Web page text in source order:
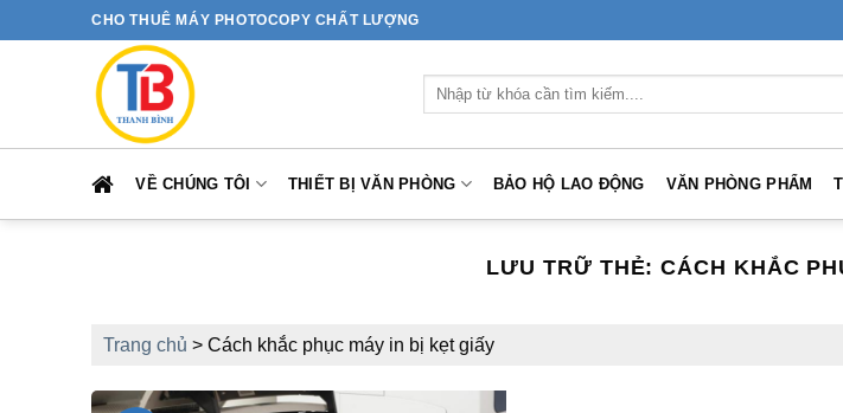
qua
CHO THUÊ MÁY PHOTOCOPY CHẤT LƯỢNG
Tìm
kiếm:
VỀ CHÚNG TÔI THIẾT BỊ VĂN PHÒNG BẢO HỘ LAO ĐỘNG VĂN PHÒNG PHẨM
LƯU TRỮ THẺ:CÁCH KHẮC
Trang chủ > Cách khắc phục máy in bị kẹt giấy